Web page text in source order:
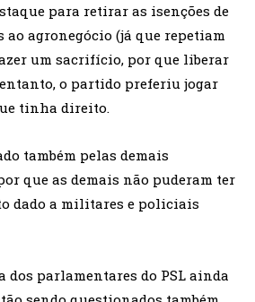
para retirar as isenções de
ao agronegócio (já que repetiam
um sacrifício, por que liberar
o partido preferiu jogar
tinha direito.
também pelas demais
que as demais não puderam ter
dado a militares e policiais
dos parlamentares do PSL ainda